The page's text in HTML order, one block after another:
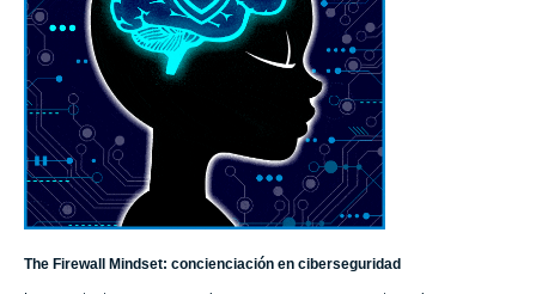
The Firewall Mindset: concienciación en ciberseguridad